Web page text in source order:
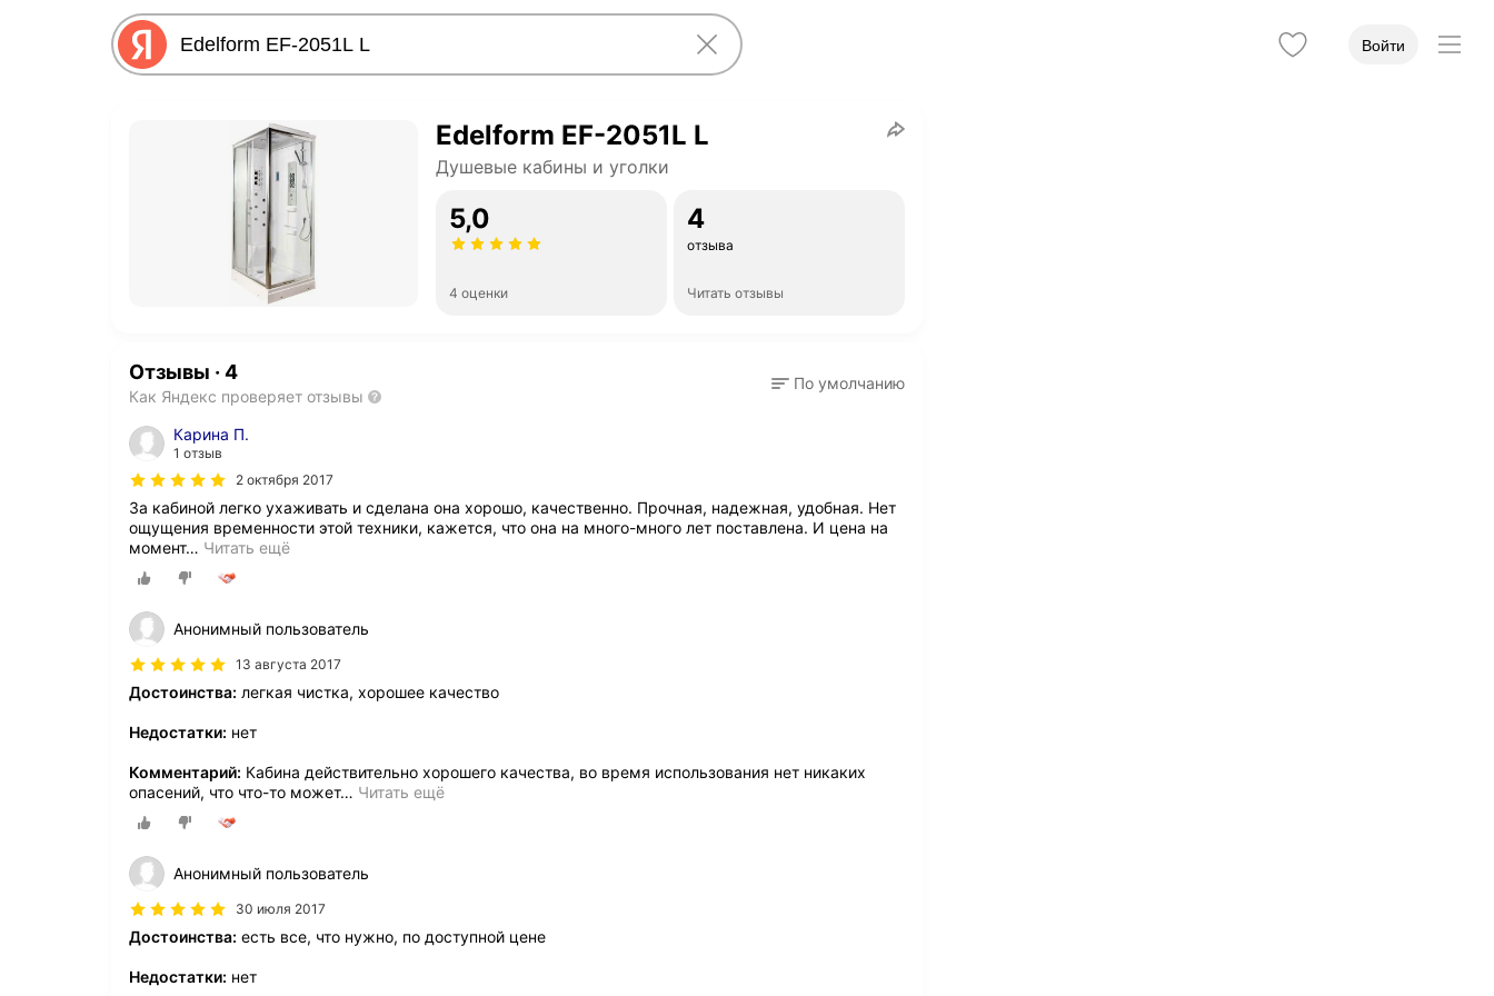
Войти
Edelform EF-2051L L
Душевые кабины и уголки
5,0
4 оценки
4
отзыва
Читать отзывы
Отзывы · 4
Как Яндекс проверяет отзывы
По умолчанию
Карина П.
1 отзыв
2 октября 2017
За кабиной легко ухаживать и сделана она хорошо, качественно. Прочная, надежная, удобная. Нет
ощущения временности этой техники, кажется, что она на много-много лет поставлена. И цена на
момент… Читать ещё
Анонимный пользователь
13 августа 2017
Достоинства: легкая чистка, хорошее качество
Недостатки: нет
Комментарий: Кабина действительно хорошего качества, во время использования нет никаких
опасений, что что-то может… Читать ещё
Анонимный пользователь
30 июля 2017
Достоинства: есть все, что нужно, по доступной цене
Недостатки: нет